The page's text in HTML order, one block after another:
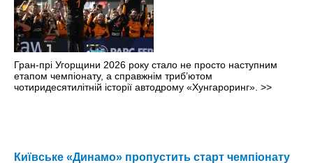
Гран-прі Угорщини 2026 року стало не просто наступним
етапом чемпіонату, а справжнім триб’ютом
чотиридесятилітній історії автодрому «Хунгароринг». >>
Київське «Динамо» пропустить старт чемпіонату